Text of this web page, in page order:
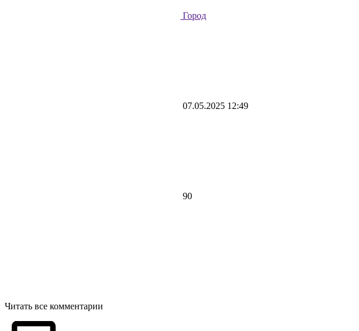
Город
07.05.2025 12:49
90
Читать все комментарии